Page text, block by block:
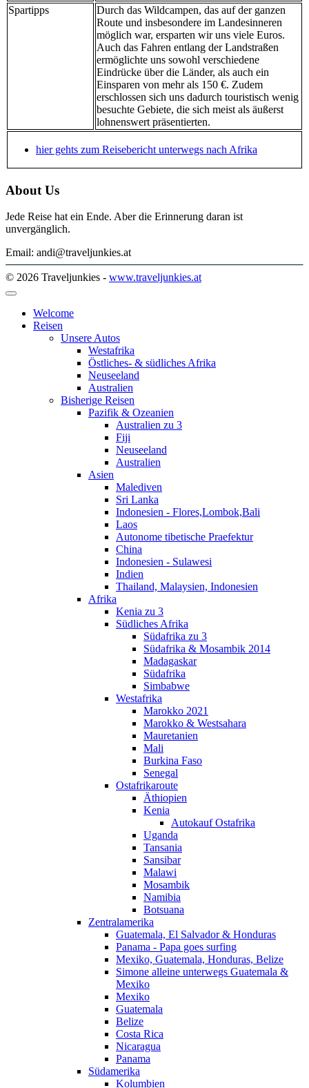
Spartipps
Durch das Wildcampen, das auf der ganzen
Route und insbesondere im Landesinneren
möglich war, ersparten wir uns viele Euros.
Auch das Fahren entlang der Landstraßen
ermöglichte uns sowohl verschiedene
Eindrücke über die Länder, als auch ein
Einsparen von mehr als 150 €. Zudem
erschlossen sich uns dadurch touristisch wenig
besuchte Gebiete, die sich meist als äußerst
lohnenswert präsentierten.
hier gehts zum Reisebericht unterwegs nach Afrika
About Us
Jede Reise hat ein Ende. Aber die Erinnerung daran ist
unvergänglich.
Email: andi@traveljunkies.at
© 2026 Traveljunkies - www.traveljunkies.at
Welcome
Reisen
Unsere Autos
Westafrika
Östliches- & südliches Afrika
Neuseeland
Australien
Bisherige Reisen
Pazifik & Ozeanien
Australien zu 3
Fiji
Neuseeland
Australien
Asien
Malediven
Sri Lanka
Indonesien - Flores,Lombok,Bali
Laos
Autonome tibetische Praefektur
China
Indonesien - Sulawesi
Indien
Thailand, Malaysien, Indonesien
Afrika
Kenia zu 3
Südliches Afrika
Südafrika zu 3
Südafrika & Mosambik 2014
Madagaskar
Südafrika
Simbabwe
Westafrika
Marokko 2021
Marokko & Westsahara
Mauretanien
Mali
Burkina Faso
Senegal
Ostafrikaroute
Äthiopien
Kenia
Autokauf Ostafrika
Uganda
Tansania
Sansibar
Malawi
Mosambik
Namibia
Botsuana
Zentralamerika
Guatemala, El Salvador & Honduras
Panama - Papa goes surfing
Mexiko, Guatemala, Honduras, Belize
Simone alleine unterwegs Guatemala &
Mexiko
Mexiko
Guatemala
Belize
Costa Rica
Nicaragua
Panama
Südamerika
Kolumbien